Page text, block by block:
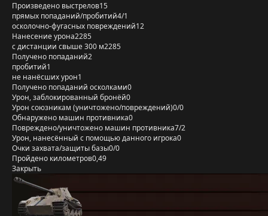
Произведено выстрелов15
прямых попаданий/пробитий4/1
осколочно-фугасных повреждений12
Нанесение урона2285
с дистанции свыше 300 м2285
Получено попаданий2
пробитий1
не нанёсших урон1
Получено попаданий осколками0
Урон, заблокированный бронёй0
Урон союзникам (уничтожено/повреждений)0/0
Обнаружено машин противника0
Повреждено/уничтожено машин противника7/2
Урон, нанесённый с помощью данного игрока0
Очки захвата/защиты базы0/0
Пройдено километров0,49
Закрыть